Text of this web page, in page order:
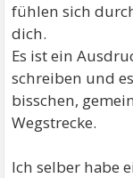
fühlen sich
dich.
Es ist ein
schreiben und
bisschen,
Wegstrecke.
Ich selber habe